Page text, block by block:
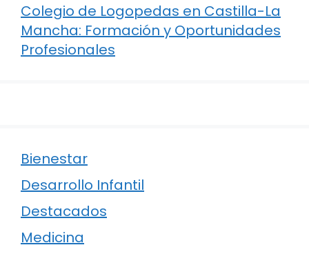
Colegio de Logopedas en Castilla-La
Mancha: Formación y Oportunidades
Profesionales
Bienestar
Desarrollo Infantil
Destacados
Medicina